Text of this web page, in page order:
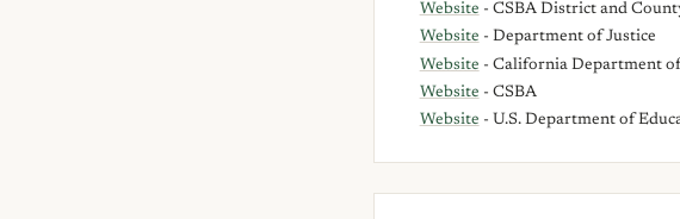
Website - CSBA District and
Website - Department of Justice
Website - California Department
Website - CSBA
Website - U.S. Department of